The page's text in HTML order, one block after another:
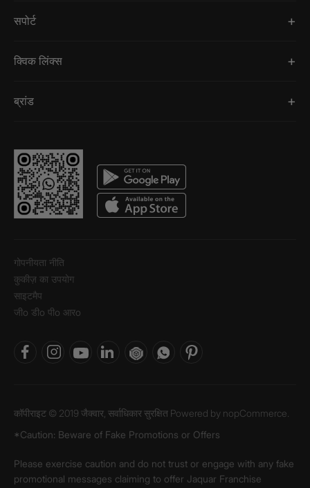
सपोर्ट
क्विक लिंक्स
ब्रांड
गोपनीयता नीति
कुकीज़ का उपयोग
साइटमैप
जीo डीo पीo आरo
कॉपीराइट © 2019 जैक्वार, सर्वाधिकार सुरक्षित Powered by nopCommerce.
*Caution: Beware of Fake Promotions or Offers
Please exercise caution and do not trust or engage with any fake
promotional messages claiming to offer Jaquar Franchise